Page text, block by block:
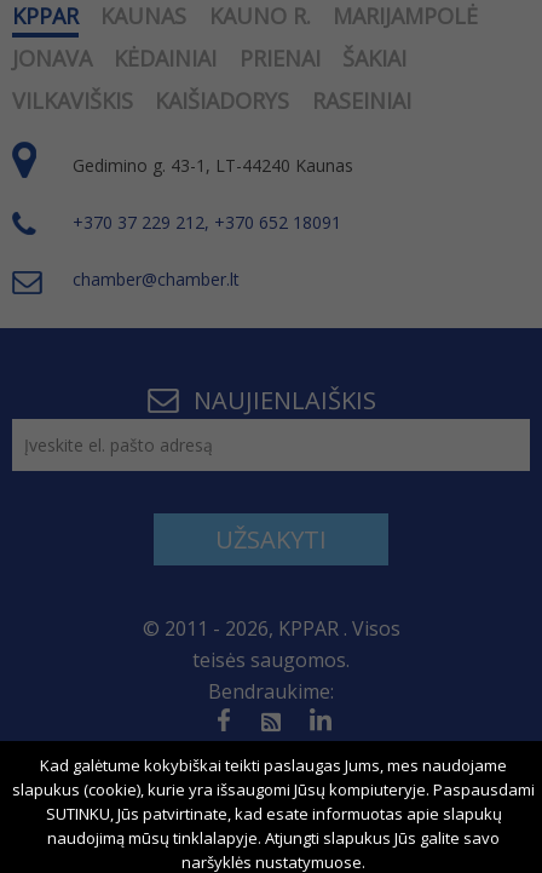
KPPAR KAUNAS KAUNO R.
MARIJAMPOLĖ
JONAVA
KĖDAINIAI PRIENAI
ŠAKIAI
VILKAVIŠKIS
KAIŠIADORYS RASEINIAI
Gedimino g. 43-1, LT-44240 Kaunas
+370 37 229 212, +370 652 18091
chamber@chamber.lt
NAUJIENLAIŠKIS
UŽSAKYTI
© 2011 - 2026, KPPAR . Visos
teisės saugomos.
Bendraukime:
Svetainės žemėlapis
Sprendimas:
Kad galėtume kokybiškai teikti paslaugas Jums, mes naudojame
slapukus (cookie), kurie yra išsaugomi Jūsų kompiuteryje. Paspausdami
SUTINKU, Jūs patvirtinate, kad esate informuotas apie slapukų
naudojimą mūsų tinklalapyje. Atjungti slapukus Jūs galite savo
naršyklės nustatymuose.